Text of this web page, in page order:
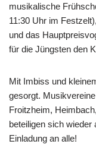
musikalische
11:30 Uhr im
und das
für die Jüngsten den
Mit Imbiss und
gesorgt.
Froitzheim,
beteiligen sich
Einladung an alle!